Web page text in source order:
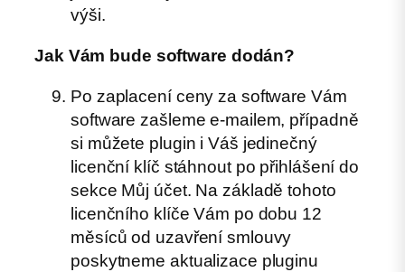
výši.
Jak Vám bude software dodán?
Po zaplacení ceny za software Vám
software zašleme e-mailem, případně
si můžete plugin i Váš jedinečný
licenční klíč stáhnout po přihlášení do
sekce Můj účet. Na základě tohoto
licenčního klíče Vám po dobu 12
měsíců od uzavření smlouvy
poskytneme aktualizace pluginu